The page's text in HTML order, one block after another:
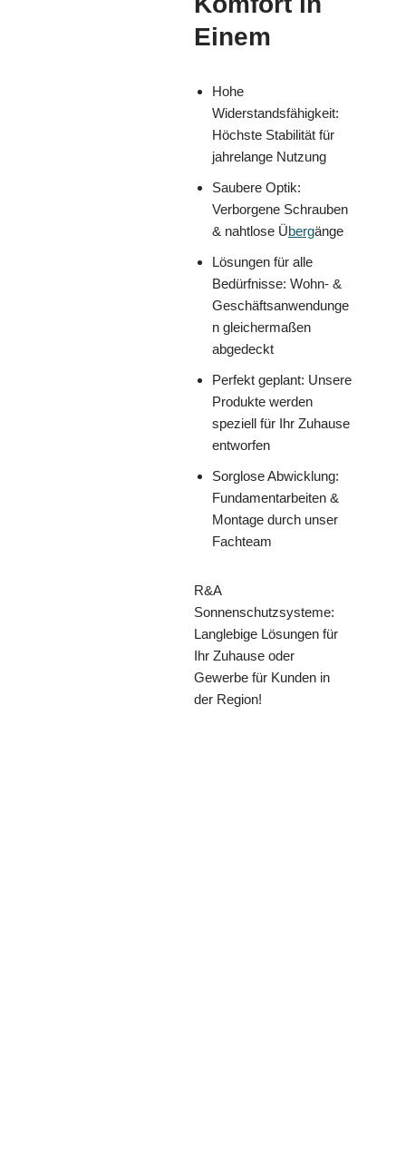
Einem
Hohe
Widerstandsfähigkeit:
Höchste Stabilität für
jahrelange Nutzung
Saubere Optik:
Verborgene Schrauben
& nahtlose Übergänge
Lösungen für alle
Bedürfnisse: Wohn- &
Geschäftsanwendunge
n gleichermaßen
abgedeckt
Perfekt geplant: Unsere
Produkte werden
speziell für Ihr Zuhause
entworfen
Sorglose Abwicklung:
Fundamentarbeiten &
Montage durch unser
Fachteam
R&A
Sonnenschutzsysteme:
Langlebige Lösungen für
Ihr Zuhause oder
Gewerbe für Kunden in
der Region!